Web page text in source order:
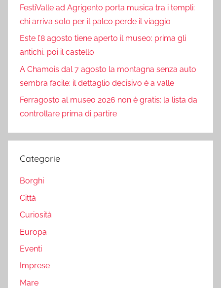
FestiValle ad Agrigento porta musica tra i templi:
chi arriva solo per il palco perde il viaggio
Este l’8 agosto tiene aperto il museo: prima gli
antichi, poi il castello
A Chamois dal 7 agosto la montagna senza auto
sembra facile: il dettaglio decisivo è a valle
Ferragosto al museo 2026 non è gratis: la lista da
controllare prima di partire
Categorie
Borghi
Città
Curiosità
Europa
Eventi
Imprese
Mare